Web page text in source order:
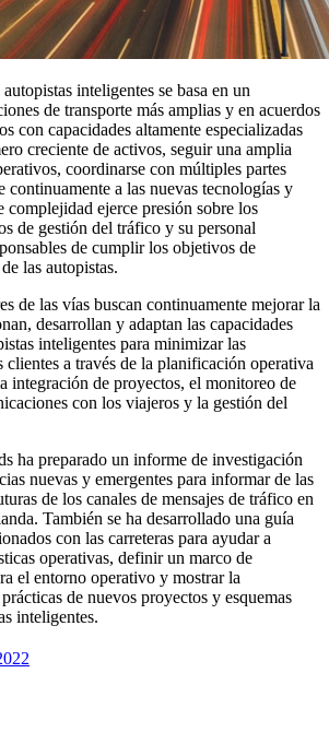
inteligentes se basa en un
de transporte más amplias y en acuerdos
con capacidades altamente especializadas
creciente de activos, seguir una amplia
coordinarse con múltiples partes
continuamente a las nuevas tecnologías y
complejidad ejerce presión sobre los
de gestión del tráfico y su personal
de cumplir los objetivos de
las autopistas.
de las vías buscan continuamente mejorar la
desarrollan y adaptan las capacidades
inteligentes para minimizar las
clientes a través de la planificación operativa
integración de proyectos, el monitoreo de
con los viajeros y la gestión del
ha preparado un informe de investigación
nuevas y emergentes para informar de las
de los canales de mensajes de tráfico en
También se ha desarrollado una guía
con las carreteras para ayudar a
operativas, definir un marco de
el entorno operativo y mostrar la
de nuevos proyectos y esquemas
inteligentes.